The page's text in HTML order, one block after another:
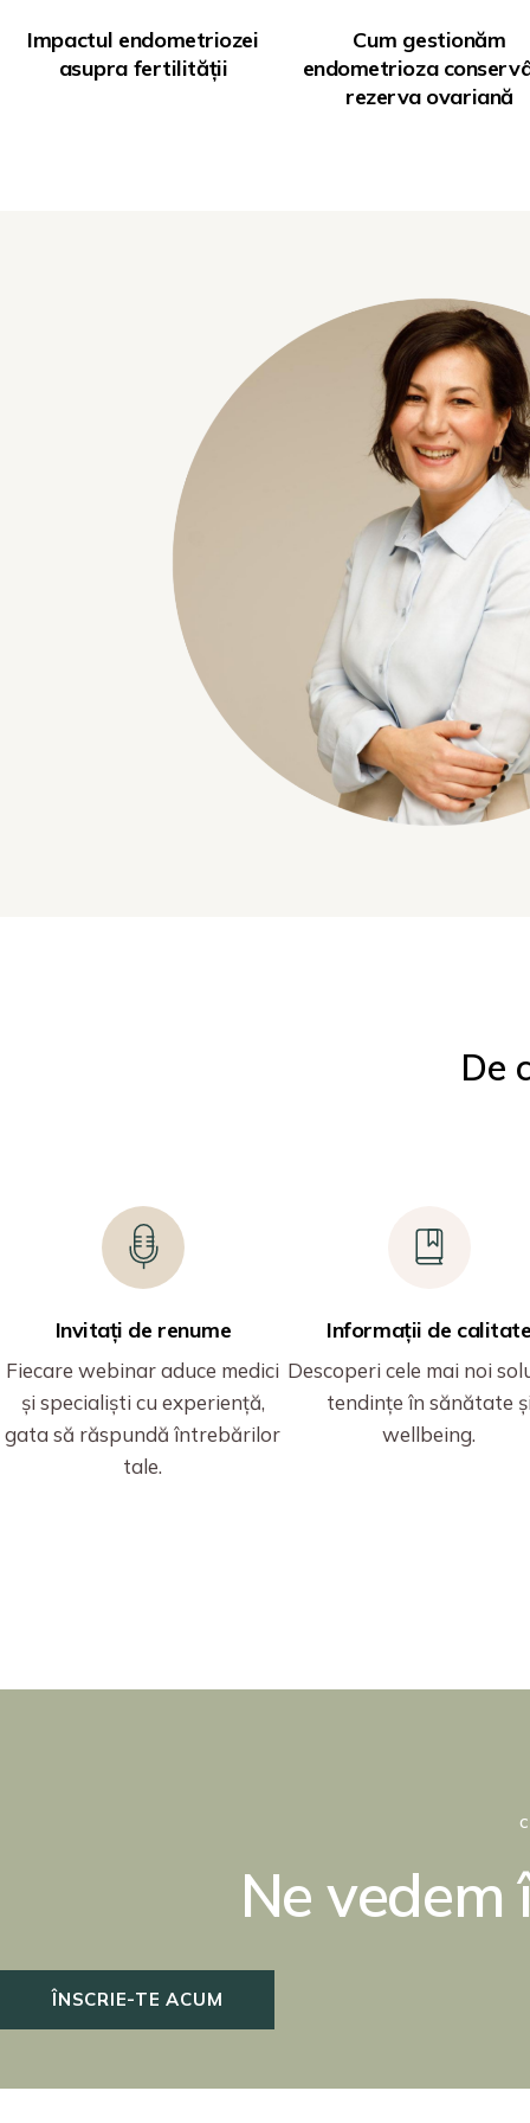
Impactul endometriozei
asupra fertilității
Cum gestionăm
endometrioza
rezerva ovariană
De
Invitați de renume
Fiecare webinar aduce medici
și specialiști cu experiență,
gata să răspundă întrebărilor
tale.
Informații de
Descoperi cele mai noi
tendințe în sănătate
wellbeing.
Ne vedem
ÎNSCRIE-TE ACUM